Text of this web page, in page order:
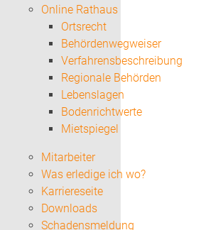
Online Rathaus
Ortsrecht
Behördenwegweiser
Verfahrensbeschreibung
Regionale Behörden
Lebenslagen
Bodenrichtwerte
Mietspiegel
Mitarbeiter
Was erledige ich wo?
Karriereseite
Downloads
Schadensmeldung